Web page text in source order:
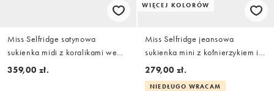
Miss Selfridge satynowa
sukienka midi z koralikami we
wzór kwiatowy
359,00 zł.
WIĘCEJ KOLORÓW
Miss Selfridge jeansowa
sukienka mini z kołnierzykiem i
wiązaniem w kolorze kremowym
279,00 zł.
NIEDŁUGO WRACAM